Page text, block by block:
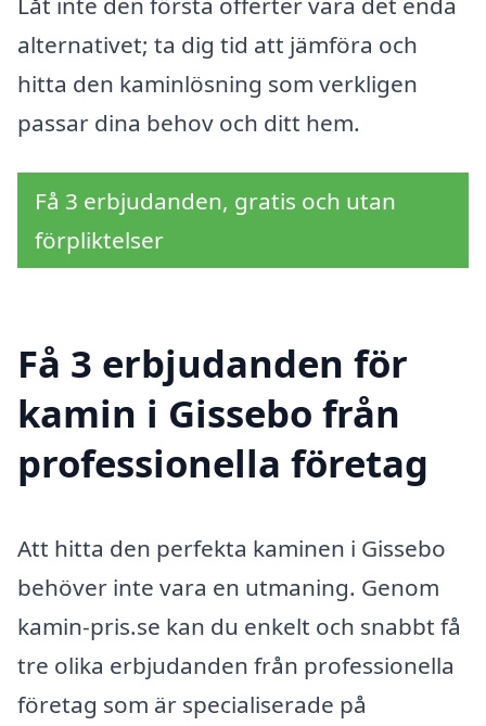
alternativet; ta dig tid att jämföra och
hitta den kaminlösning som verkligen
passar dina behov och ditt hem.
Få 3 erbjudanden, gratis och utan
förpliktelser
Få 3 erbjudanden för
kamin i Gissebo från
professionella företag
Att hitta den perfekta kaminen i Gissebo
behöver inte vara en utmaning. Genom
kamin-pris.se kan du enkelt och snabbt få
tre olika erbjudanden från professionella
företag som är specialiserade på